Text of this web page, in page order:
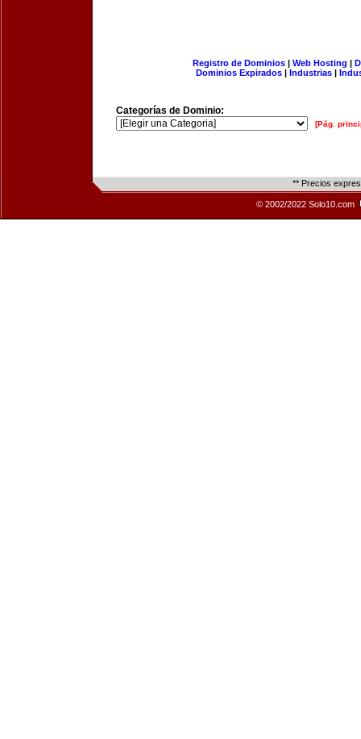
Registro de Dominios| Web Hosting |
Dominios Expirados | Industrias |
Categorías de Dominio:
[Pág.
** Precios
© 2002/2022 Solo10.com